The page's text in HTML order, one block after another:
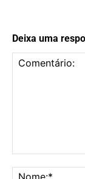
Deixa uma